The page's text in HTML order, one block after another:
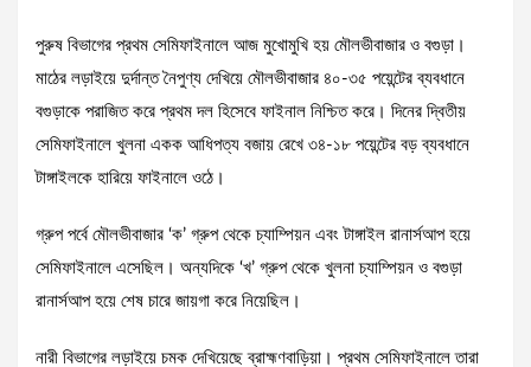
পুরুষ বিভাগের প্রথম সেমিফাইনালে আজ মুখোমুখি হয় মৌলভীবাজার ও বগুড়া।
মাঠের লড়াইয়ে দুর্দান্ত নৈপুণ্য দেখিয়ে মৌলভীবাজার ৪০-৩৫ পয়েন্টের ব্যবধানে
বগুড়াকে পরাজিত করে প্রথম দল হিসেবে ফাইনাল নিশ্চিত করে। দিনের দ্বিতীয়
সেমিফাইনালে খুলনা একক আধিপত্য বজায় রেখে ৩৪-১৮ পয়েন্টের বড় ব্যবধানে
টাঙ্গাইলকে হারিয়ে ফাইনালে ওঠে।
গ্রুপ পর্বে মৌলভীবাজার ‘ক’ গ্রুপ থেকে চ্যাম্পিয়ন এবং টাঙ্গাইল রানার্সআপ হয়ে
সেমিফাইনালে এসেছিল। অন্যদিকে ‘খ’ গ্রুপ থেকে খুলনা চ্যাম্পিয়ন ও বগুড়া
রানার্সআপ হয়ে শেষ চারে জায়গা করে নিয়েছিল।
নারী বিভাগের লড়াইয়ে চমক দেখিয়েছে ব্রাহ্মণবাড়িয়া। প্রথম সেমিফাইনালে তারা